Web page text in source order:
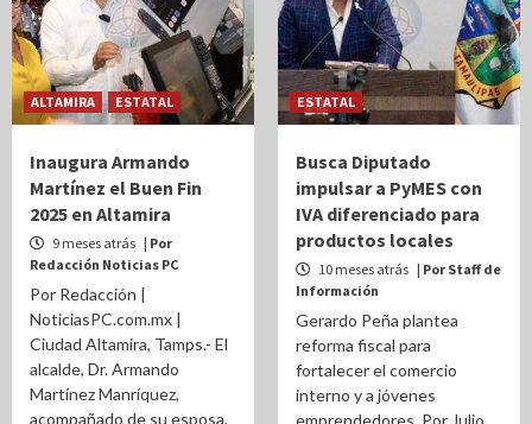
ALTAMIRA ESTATAL
Inaugura Armando
Martínez el Buen Fin
2025 en Altamira
9 meses atrás | Por
Redacción Noticias PC
Por Redacción |
NoticiasPC.com.mx |
Ciudad Altamira, Tamps.- El
alcalde, Dr. Armando
Martínez Manríquez,
acompañado de su esposa,
ESTATAL
Busca Diputado
impulsar a PyMES con
IVA diferenciado para
productos locales
10 meses atrás | Por Staff de
Información
Gerardo Peña plantea
reforma fiscal para
fortalecer el comercio
interno y a jóvenes
emprendedores. Por Julio